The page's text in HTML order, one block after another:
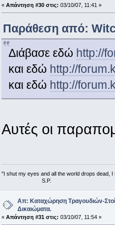
« Απάντηση #30 στις: 03/10/07, 11:41 »
Παράθεση από:
Διάβασε εδώ http://
και εδώ http://
και εδώ http://
Αυτές οι
"I shut my eyes and all the world drops dead,
S.P.
Απ: Καταχώρηση Τραγουδιών-
Δικαιώματα.
« Απάντηση #31 στις: 03/10/07, 11:54 »